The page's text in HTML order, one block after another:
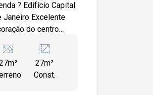
? Edifício Capital
Excelente
do centro
no tradicional
sala conta com
com catracas,
27m²
Const.